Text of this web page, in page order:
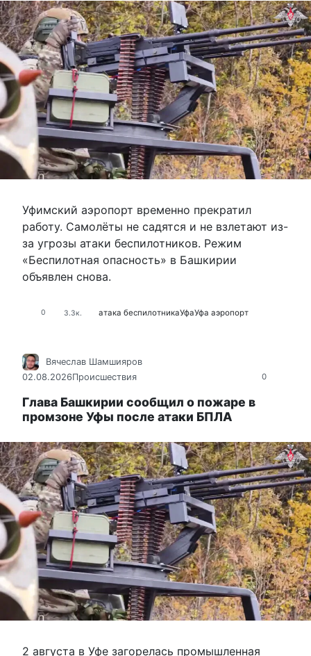
Уфимский аэропорт временно прекратил
работу. Самолёты не садятся и не взлетают из-
за угрозы атаки беспилотников. Режим
«Беспилотная опасность» в Башкирии
объявлен снова.
0 3.3к. атака беспилотникаУфаУфа аэропорт
0
Вячеслав Шамшияров
02.08.2026Происшествия
Глава Башкирии сообщил о пожаре в
промзоне Уфы после атаки БПЛА
2 августа в Уфе загорелась промышленная